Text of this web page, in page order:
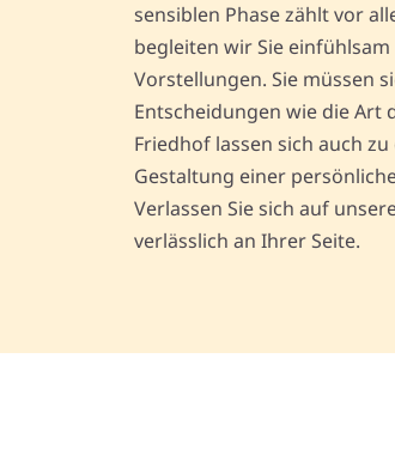
sensiblen Phase zählt vor
begleiten wir Sie
Vorstellungen. Sie müssen
Entscheidungen wie die
Friedhof lassen sich auch
Gestaltung einer
Verlassen Sie sich auf
verlässlich an Ihrer Seite.